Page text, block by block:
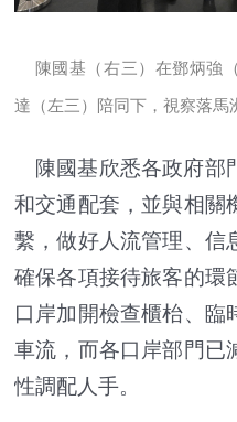
陳國基（右三）在鄧炳強
達（左三）陪同下，視察落馬
陳國基欣悉各政府部
和交通配套，並與相關
繫，做好人流管理、信
確保各項接待旅客的環
口岸加開檢查櫃枱、臨
車流，而各口岸部門已
性調配人手。